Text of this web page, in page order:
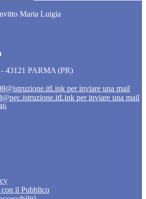
Maria Luigia
43121 PARMA (PR)
Link per inviare una mail
Link per inviare una mail
il Pubblico